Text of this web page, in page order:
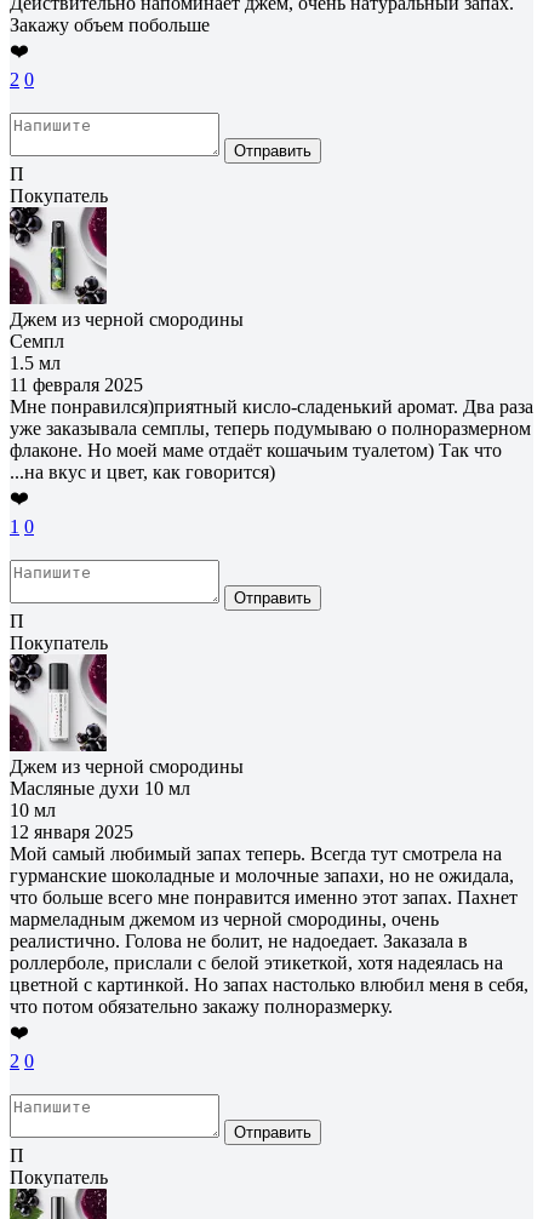
Закажу объем побольше
❤️
2 0
Отправить
П
Покупатель
Джем из черной смородины
Семпл
1.5 мл
11 февраля 2025
Мне понравился)приятный кисло-сладенький аромат. Два раза
уже заказывала семплы, теперь подумываю о полноразмерном
флаконе. Но моей маме отдаёт кошачьим туалетом) Так что
...на вкус и цвет, как говорится)
❤️
1 0
Отправить
П
Покупатель
Джем из черной смородины
Масляные духи 10 мл
10 мл
12 января 2025
Мой самый любимый запах теперь. Всегда тут смотрела на
гурманские шоколадные и молочные запахи, но не ожидала,
что больше всего мне понравится именно этот запах. Пахнет
мармеладным джемом из черной смородины, очень
реалистично. Голова не болит, не надоедает. Заказала в
роллерболе, прислали с белой этикеткой, хотя надеялась на
цветной с картинкой. Но запах настолько влюбил меня в себя,
что потом обязательно закажу полноразмерку.
❤️
2 0
Отправить
П
Покупатель